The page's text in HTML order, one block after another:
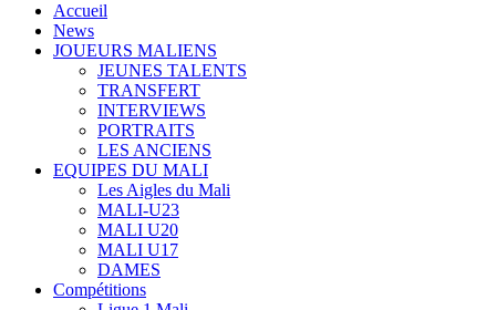
Accueil
News
JOUEURS MALIENS
JEUNES TALENTS
TRANSFERT
INTERVIEWS
PORTRAITS
LES ANCIENS
EQUIPES DU MALI
Les Aigles du Mali
MALI-U23
MALI U20
MALI U17
DAMES
Compétitions